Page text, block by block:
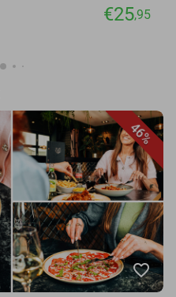
€25,95
46%
favorite_border